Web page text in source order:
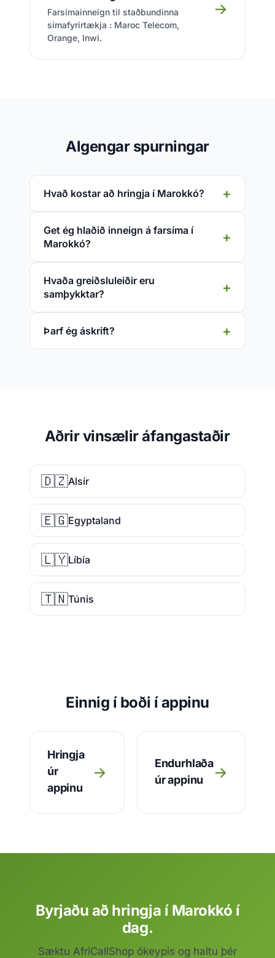
Farsímainneign til staðbundinna
símafyrirtækja : Maroc Telecom,
Orange, Inwi.
→
Algengar spurningar
Hvað kostar að hringja í Marokkó?
Get ég hlaðið inneign á farsíma í
Marokkó?
Hvaða greiðsluleiðir eru
samþykktar?
Þarf ég áskrift?
Aðrir vinsælir áfangastaðir
🇩🇿Alsír
🇪🇬Egyptaland
🇱🇾Líbía
🇹🇳Túnis
Einnig í boði í appinu
Hringja
úr
appinu
→
Endurhlaða
úr appinu
→
Byrjaðu að hringja í Marokkó í
dag.
Sæktu AfriCallShop ókeypis og haltu þér